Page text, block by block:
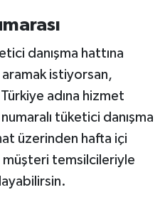
danışma hattına
aramak istiyorsan,
adına hizmet
tüketici danışma
üzerinden hafta içi
temsilcileriyle